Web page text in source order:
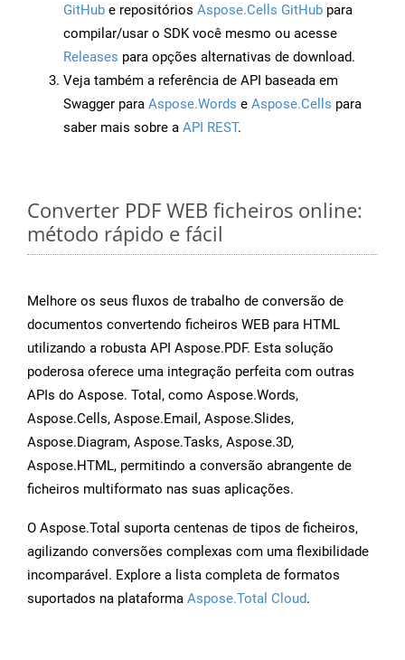
GitHub e repositórios Aspose.Cells GitHub para
compilar/usar o SDK você mesmo ou acesse
Releases para opções alternativas de download.
Veja também a referência de API baseada em
Swagger para Aspose.Words e Aspose.Cells para
saber mais sobre a API REST.
Converter PDF WEB ficheiros online:
método rápido e fácil
Melhore os seus fluxos de trabalho de conversão de
documentos convertendo ficheiros WEB para HTML
utilizando a robusta API Aspose.PDF. Esta solução
poderosa oferece uma integração perfeita com outras
APIs do Aspose. Total, como Aspose.Words,
Aspose.Cells, Aspose.Email, Aspose.Slides,
Aspose.Diagram, Aspose.Tasks, Aspose.3D,
Aspose.HTML, permitindo a conversão abrangente de
ficheiros multiformato nas suas aplicações.
O Aspose.Total suporta centenas de tipos de ficheiros,
agilizando conversões complexas com uma flexibilidade
incomparável. Explore a lista completa de formatos
suportados na plataforma Aspose.Total Cloud.